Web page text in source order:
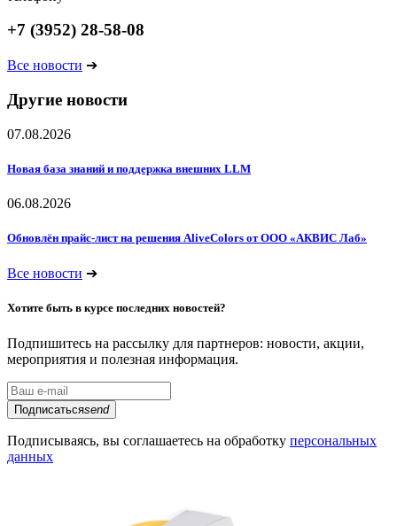
+7 (3952) 28-58-08
Все новости ➔
Другие новости
07.08.2026
Новая база знаний и поддержка внешних LLM
06.08.2026
Обновлён прайс-лист на решения AliveColors от ООО «АКВИС Лаб»
Все новости ➔
Хотите быть в курсе последних новостей?
Подпишитесь на рассылку для партнеров: новости, акции,
мероприятия и полезная информация.
Подписатьсяsend
Подписываясь, вы соглашаетесь на обработку персональных
данных